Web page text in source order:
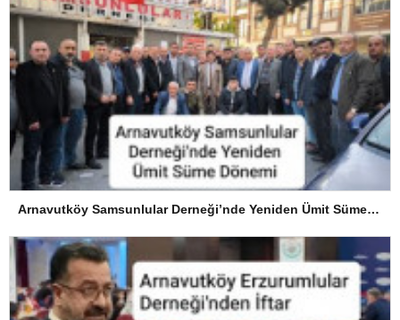
Arnavutköy Samsunlular Derneği’nde Yeniden Ümit Süme Dönemi